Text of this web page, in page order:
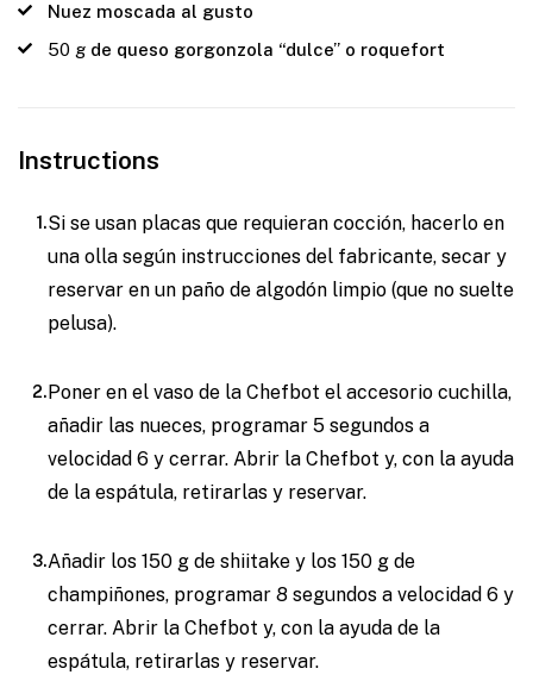
Nuez moscada al gusto
50 g de queso gorgonzola “dulce” o roquefort
Instructions
Si se usan placas que requieran cocción, hacerlo en
una olla según instrucciones del fabricante, secar y
reservar en un paño de algodón limpio (que no suelte
pelusa).
Poner en el vaso de la Chefbot el accesorio cuchilla,
añadir las nueces, programar 5 segundos a
velocidad 6 y cerrar. Abrir la Chefbot y, con la ayuda
de la espátula, retirarlas y reservar.
Añadir los 150 g de shiitake y los 150 g de
champiñones, programar 8 segundos a velocidad 6 y
cerrar. Abrir la Chefbot y, con la ayuda de la
espátula, retirarlas y reservar.